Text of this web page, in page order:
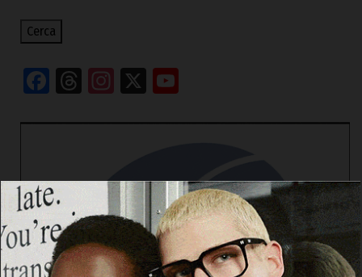
Cerca
Facebook
Threads
Instagram
X